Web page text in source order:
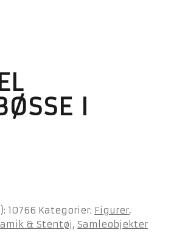
I
10766 Kategorier: Figurer,
& Stentøj, Samleobjekter